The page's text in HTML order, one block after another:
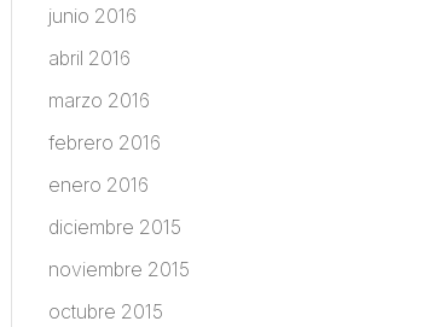
junio 2016
abril 2016
marzo 2016
febrero 2016
enero 2016
diciembre 2015
noviembre 2015
octubre 2015